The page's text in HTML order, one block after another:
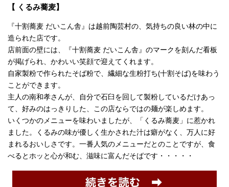
【 くるみ蕎麦】
『十割蕎麦 だいこん舎』は越前陶芸村の、気持ちの良い林の中に
造られた店です。
店前面の壁には、『十割蕎麦 だいこん舎』のマークを刻んだ看板
が掲げられ、かわいい笑顔で迎えてくれます。
自家製粉で作られたそば粉で、繊細な生粉打ち(十割そば)を味わう
ことができます。
主人の南和孝さんが、自分で石臼を回して製粉しているだけあっ
て、好みのはっきりした、この店ならではの麺が楽しめます。
いくつかのメニューを味わいましたが、「くるみ蕎麦」に惹かれ
ました。くるみの味が優しく生かされた汁は癖がなく、万人に好
まれるおいしさです。一番人気のメニューだとのことですが、食
べるとホッと心が和む、滋味に富んだそばです・・・・・